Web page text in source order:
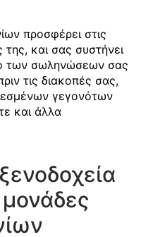
προσφέρει στις
της, και σας συστήνει
των σωληνώσεων σας
τις διακοπές σας,
γεγονότων
και άλλα
μονάδες